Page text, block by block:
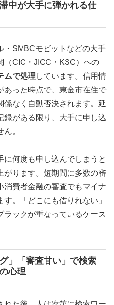
中が大手に弾かれる仕
・SMBCモビットなどの大手
（CIC・JICC・KSC）への
ムで処理 しています。信用情
あった時点で、東金市在住で
係なく自動否決されます。延
録がある限り、大手に申し込
。
に何度も申し込んでしまうと
がります。短期間に多数の審
消費者金融の審査でもマイナ
。「どこにも借りれない」
ラックが重なっているケース
」「審査甘い」で検索
心理